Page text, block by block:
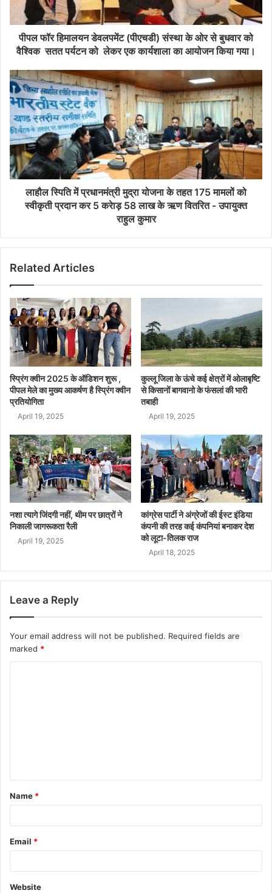
पीपल फॉर हिमालयन डेवलपमेंट (पीएचडी) संस्था के ओर से बुधवार को
वैश्विक सतत पर्यटन को लेकर एक कार्यशाला का आयोजन किया गया।
लाहौल स्पिति में प्रधानमंत्री मुद्रा योजना के तहत 175 मामलों को
स्वीकृती प्रदान कर 5 करेाड़ 58 लाख के ऋण वितरित - उपायुक्त
राहुल कुमार
Related Articles
स्प्रिंग क्वीन 2025 के ऑडिशन शुरू ,
पीपल मेले का मुख्य आकर्षण है स्प्रिंग क्वीन
प्रतियोगिता
April 19, 2025
कुल्लू जिला के ऊंचे कई क्षेत्रों में ओलाबृष्टि
से किसानों बागवानो के फंसलां की भारी
तबाही
April 19, 2025
नशा त्यागे जिंदगी नहीं, थीम पर छात्रों ने
निकाली जागरूकता रैली
April 19, 2025
कांग्रेस पार्टी ने अंग्रेजों की ईस्ट इंडिया
कंपनी की तरह कई कंपनियां बनाकर देश
को लूटा-तिलक राज
April 18, 2025
Leave a Reply
Your email address will not be published. Required fields are
marked *
Name *
Email *
Website